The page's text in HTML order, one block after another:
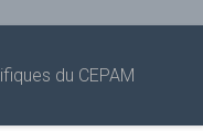
du CEPAM